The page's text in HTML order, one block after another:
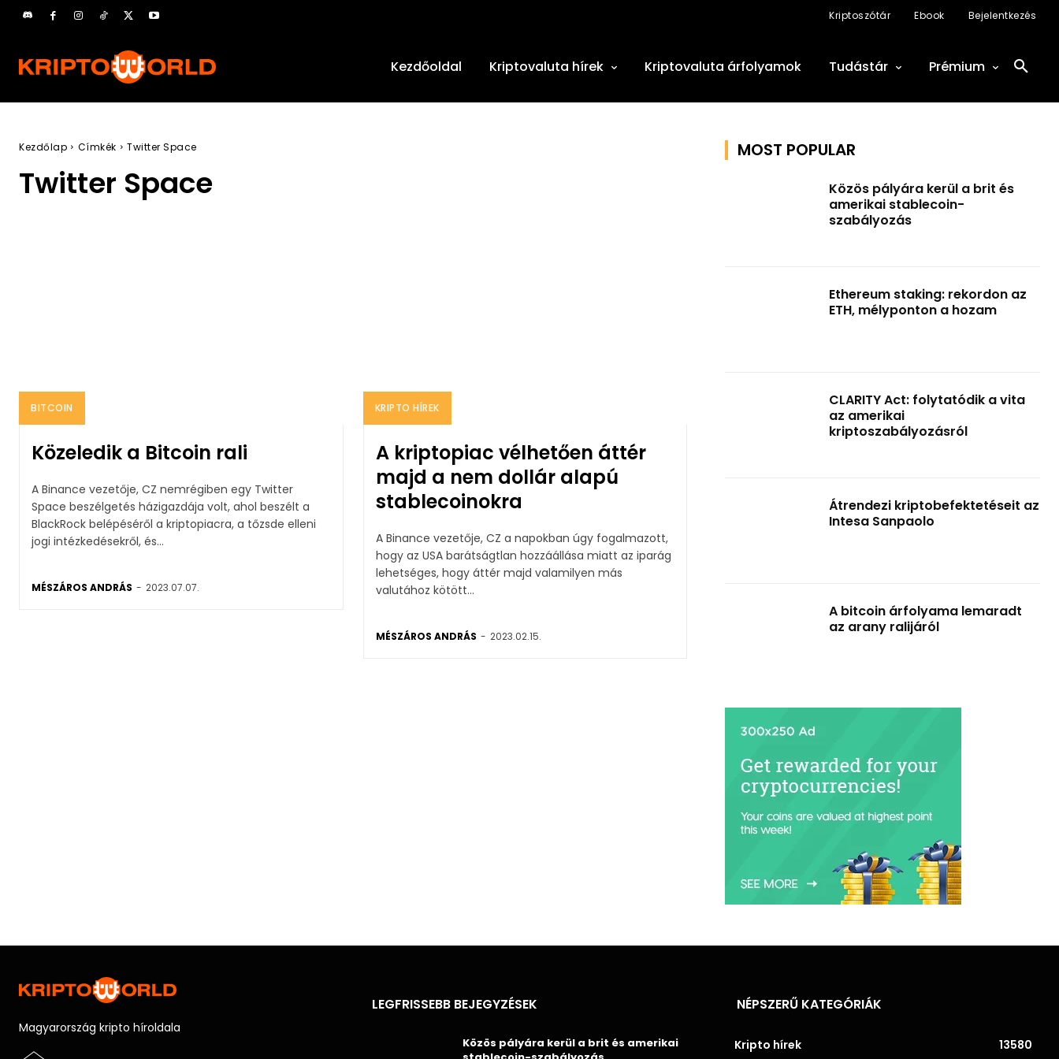
Kriptoszótár Ebook Bejelentkezés
Kezdőoldal Kriptovaluta hírek Kriptovaluta árfolyamok Tudástár Prémium
Kezdőlap Címkék Twitter Space
Twitter Space
BITCOIN
Közeledik a Bitcoin rali
A Binance vezetője, CZ nemrégiben egy Twitter
Space beszélgetés házigazdája volt, ahol beszélt a
BlackRock belépéséről a kriptopiacra, a tőzsde elleni
jogi intézkedésekről, és...
MÉSZÁROS ANDRÁS - 2023.07.07.
KRIPTO HÍREK
A kriptopiac vélhetően áttér
majd a nem dollár alapú
stablecoinokra
A Binance vezetője, CZ a napokban úgy fogalmazott,
hogy az USA barátságtlan hozzáállása miatt az iparág
lehetséges, hogy áttér majd valamilyen más
valutához kötött...
MÉSZÁROS ANDRÁS - 2023.02.15.
MOST POPULAR
Közös pályára kerül a brit és
amerikai stablecoin-
szabályozás
Ethereum staking: rekordon az
ETH, mélyponton a hozam
CLARITY Act: folytatódik a vita
az amerikai
kriptoszabályozásról
Átrendezi kriptobefektetéseit az
Intesa Sanpaolo
A bitcoin árfolyama lemaradt
az arany ralijáról
Magyarország kripto híroldala
LEGFRISSEBB BEJEGYZÉSEK
Közös pályára kerül a brit és amerikai
NÉPSZERŰ KATEGÓRIÁK
Kripto hírek 13580